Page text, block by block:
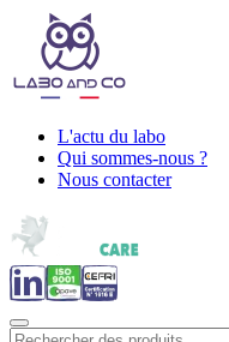
L'actu du labo
Qui sommes-nous ?
Nous contacter